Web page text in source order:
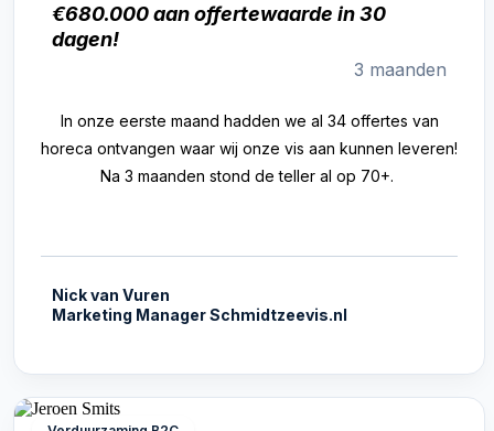
€680.000 aan offertewaarde in 30
dagen!
3 maanden
In onze eerste maand hadden we al 34 offertes van
horeca ontvangen waar wij onze vis aan kunnen leveren!
Na 3 maanden stond de teller al op 70+.
Nick van Vuren
Marketing Manager Schmidtzeevis.nl